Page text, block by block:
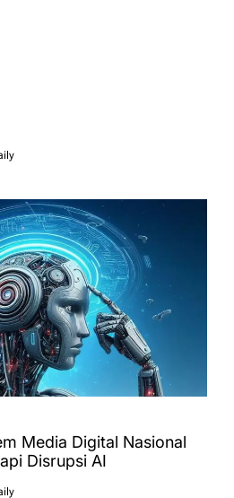
Media Digital Nasional
Disrupsi AI